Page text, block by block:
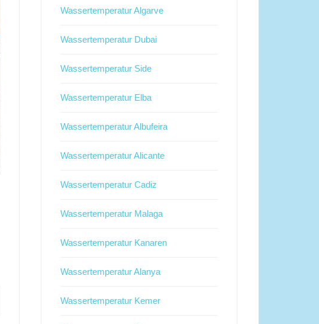
Wassertemperatur Algarve
Wassertemperatur Dubai
Wassertemperatur Side
Wassertemperatur Elba
Wassertemperatur Albufeira
Wassertemperatur Alicante
Wassertemperatur Cadiz
Wassertemperatur Malaga
Wassertemperatur Kanaren
Wassertemperatur Alanya
Wassertemperatur Kemer